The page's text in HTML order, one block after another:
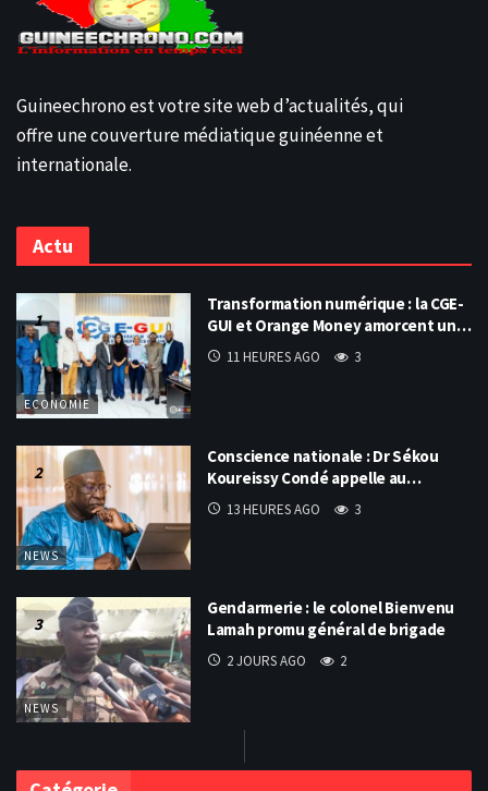
Guineechrono est votre site web d’actualités, qui
offre une couverture médiatique guinéenne et
internationale.
Actu
ECONOMIE
Transformation numérique : la CGE-
GUI et Orange Money amorcent un…
11 HEURES AGO 3
NEWS
Conscience nationale : Dr Sékou
Koureissy Condé appelle au…
13 HEURES AGO 3
NEWS
Gendarmerie : le colonel Bienvenu
Lamah promu général de brigade
2 JOURS AGO 2